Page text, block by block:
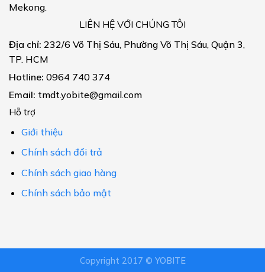
Mekong.
LIÊN HỆ VỚI CHÚNG TÔI
Địa chỉ: 232/6 Võ Thị Sáu, Phường Võ Thị Sáu, Quận 3,
TP. HCM
Hotline: 0964 740 374
Email: tmdt.yobite@gmail.com
Hỗ trợ
Giới thiệu
Chính sách đổi trả
Chính sách giao hàng
Chính sách bảo mật
Copyright 2017 © YOBITE